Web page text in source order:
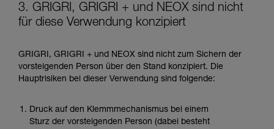
3. GRIGRI, GRIGRI + und NEOX sind nicht
für diese Verwendung konzipiert
GRIGRI, GRIGRI + und NEOX sind nicht zum Sichern der
vorsteigenden Person über den Stand konzipiert. Die
Hauptrisiken bei dieser Verwendung sind folgende:
Druck auf den Klemmmechanismus bei einem
Sturz der vorsteigenden Person (dabei besteht